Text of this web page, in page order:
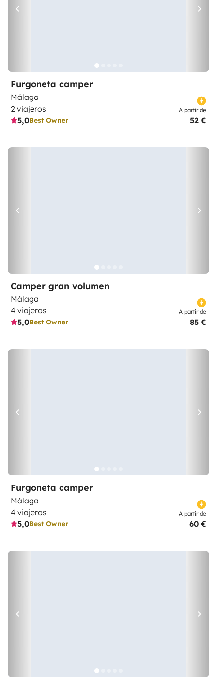
Furgoneta camper
Málaga
2 viajeros
5,0Best Owner
A partir de
52 €
Camper gran volumen
Málaga
4 viajeros
5,0Best Owner
A partir de
85 €
Furgoneta camper
Málaga
4 viajeros
5,0Best Owner
A partir de
60 €